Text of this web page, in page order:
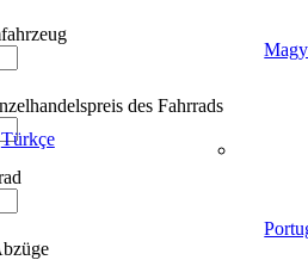
Türkçe
des Fahrrads